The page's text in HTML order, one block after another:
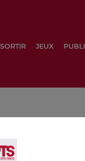
SORTIR JEUX